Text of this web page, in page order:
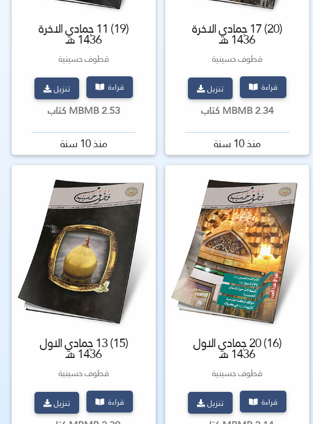
(20) 17 جمادي الاخرة
1436 هـ
قطوف حسينية
قراءة تنزيل
2.34 MBMB كتاب
منذ 10 سنة
(19) 11 جمادي الاخرة
1436 هـ
قطوف حسينية
قراءة تنزيل
2.53 MBMB كتاب
منذ 10 سنة
(16) 20 جمادي الاول
1436 هـ
قطوف حسينية
قراءة تنزيل
(15) 13 جمادي الاول
1436 هـ
قطوف حسينية
قراءة تنزيل